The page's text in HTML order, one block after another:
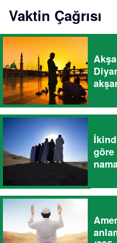
Vaktin Çağrısı
göre